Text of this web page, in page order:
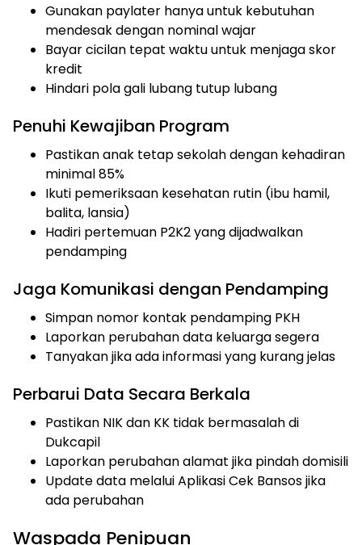
Gunakan paylater hanya untuk kebutuhan
mendesak dengan nominal wajar
Bayar cicilan tepat waktu untuk menjaga skor
kredit
Hindari pola gali lubang tutup lubang
Penuhi Kewajiban Program
Pastikan anak tetap sekolah dengan kehadiran
minimal 85%
Ikuti pemeriksaan kesehatan rutin (ibu hamil,
balita, lansia)
Hadiri pertemuan P2K2 yang dijadwalkan
pendamping
Jaga Komunikasi dengan Pendamping
Simpan nomor kontak pendamping PKH
Laporkan perubahan data keluarga segera
Tanyakan jika ada informasi yang kurang jelas
Perbarui Data Secara Berkala
Pastikan NIK dan KK tidak bermasalah di
Dukcapil
Laporkan perubahan alamat jika pindah domisili
Update data melalui Aplikasi Cek Bansos jika
ada perubahan
Waspada Penipuan